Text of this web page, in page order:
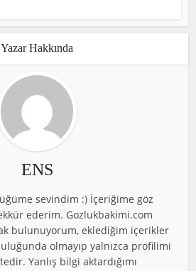
Yazar Hakkında
ENS
sevindim :) İçeriğime göz
ederim. Gozlukbakimi.com
bulunuyorum, eklediğim içerikler
olmayıp yalnızca profilimi
Yanlış bilgi aktardığımı